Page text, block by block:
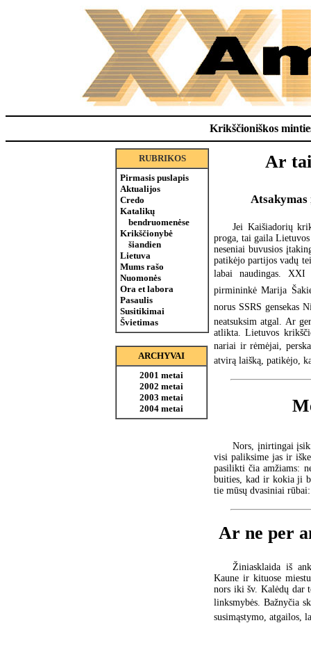
Krikščioniškos
RUBRIKOS
Pirmasis puslapis
Aktualijos
Credo
Katalikų
bendruomenėse
Krikščionybė
šiandien
Lietuva
Mums rašo
Nuomonės
Ora et labora
Pasaulis
Susitikimai
Švietimas
ARCHYVAI
2001 metai
2002 metai
2003 metai
2004 metai
Ar
Atsakymas
Jei Kaišiadorių
proga, tai gaila
neseniai buvusios
patikėjo partijos vadų
labai naudingas.
pirmininkė Marija
norus SSRS gensekas
neatsuksim atgal. Ar
atlikta. Lietuvos
nariai ir rėmėjai,
atvirą laišką, patikėjo,
Nors, įnirtingai
visi paliksime jas ir
pasilikti čia amžiams:
buities, kad ir kokia ji
tie mūsų dvasiniai
Ar ne per
Žiniasklaida iš
Kaune ir kituose
nors iki šv. Kalėdų dar
linksmybės. Bažnyčia
susimąstymo, atgailos,